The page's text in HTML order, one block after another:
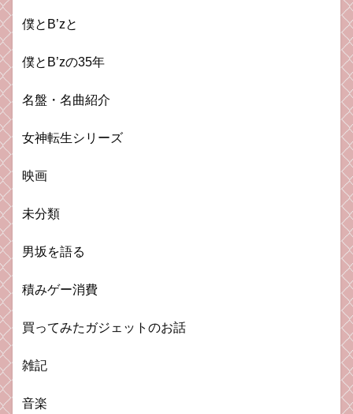
僕とB’zと
僕とB’zの35年
名盤・名曲紹介
女神転生シリーズ
映画
未分類
男坂を語る
積みゲー消費
買ってみたガジェットのお話
雑記
音楽